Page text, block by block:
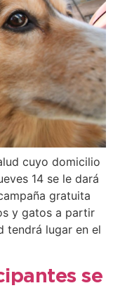
cuyo domicilio
14 se le dará
gratuita
y gatos a partir
tendrá lugar en el
se